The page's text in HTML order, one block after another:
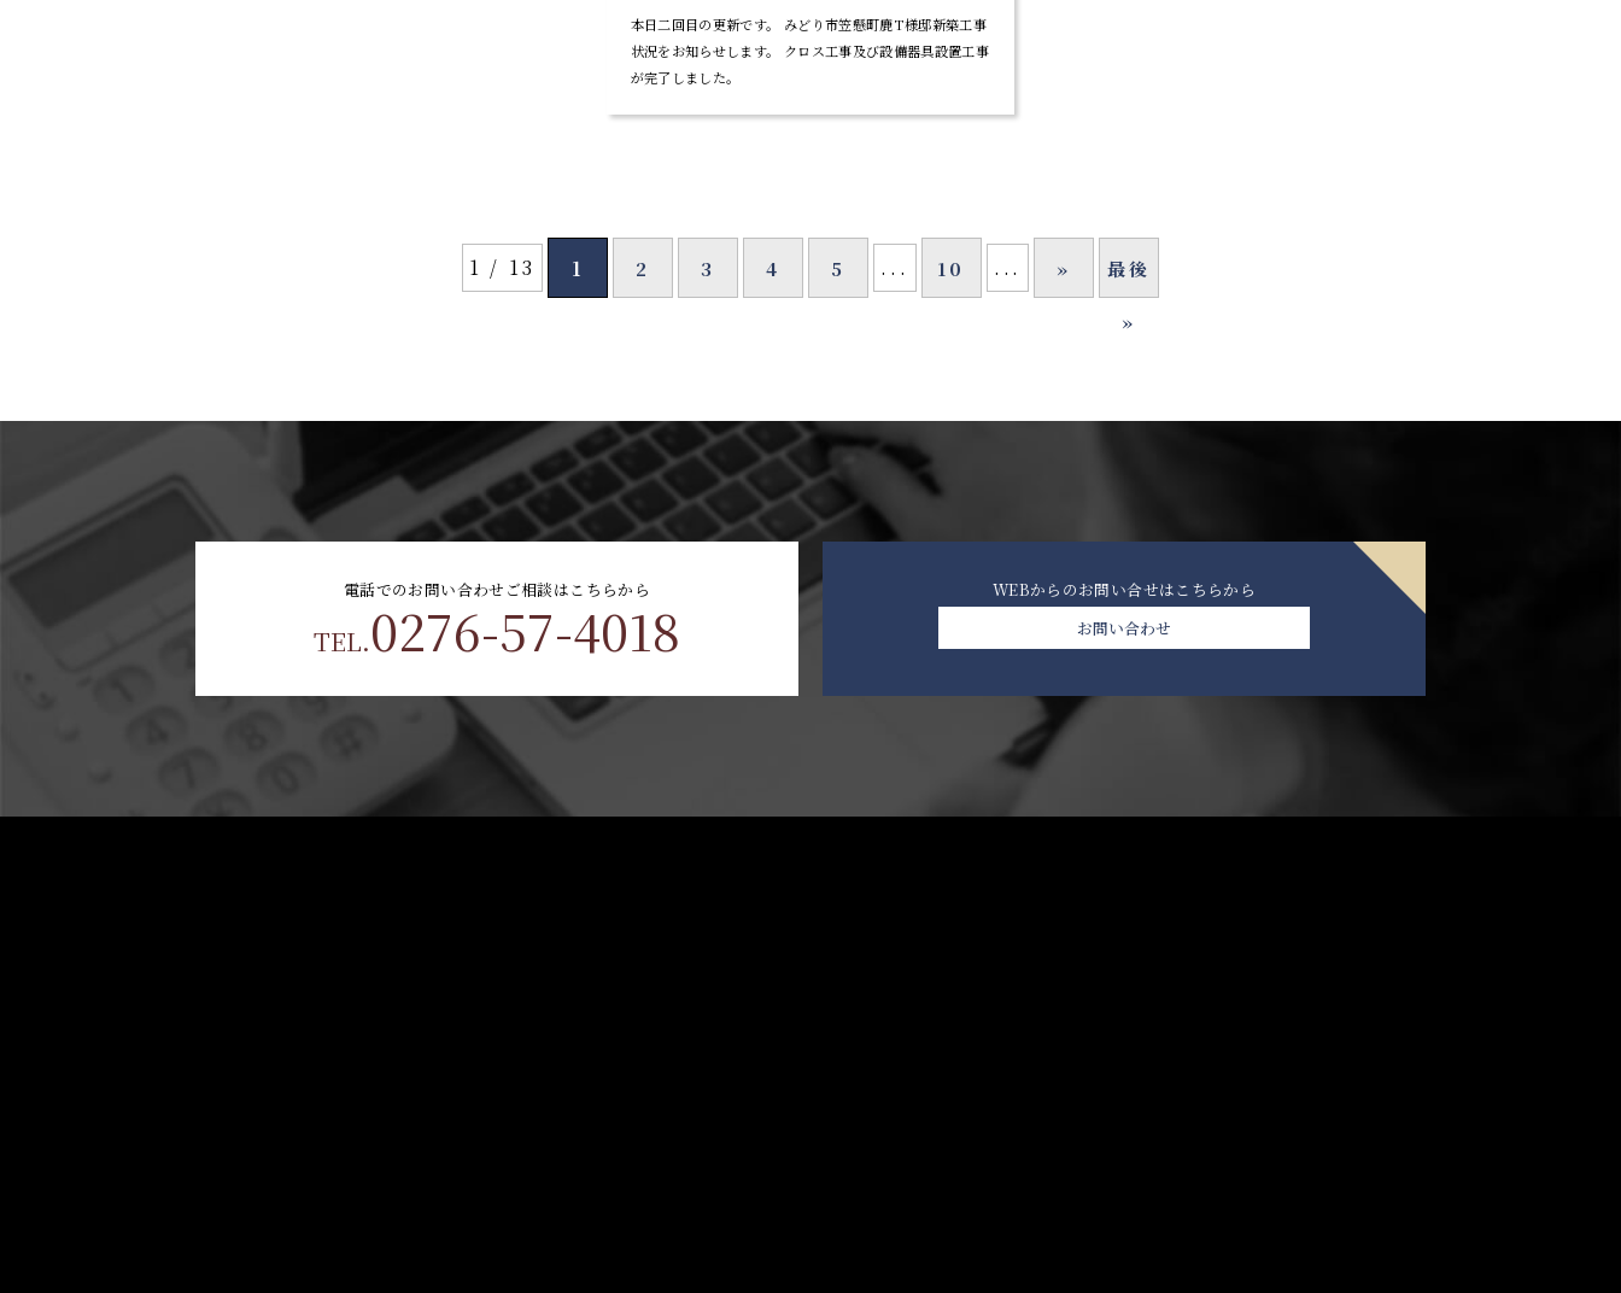
本日二回目の更新です。 みどり市笠懸町鹿T様邸新築工事
状況をお知らせします。 クロス工事及び設備器具設置工事
が完了しました。
1 / 13 1 2 3 4 5 ... 10 ... » 最後
»
電話でのお問い合わせ ご相談はこちらから
TEL.0276-57-4018
WEBからのお問い合せはこちらから
お問い合わせ